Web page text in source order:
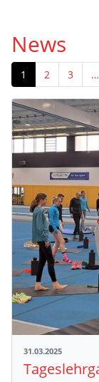
News
1 2 3 …
31.03.2025